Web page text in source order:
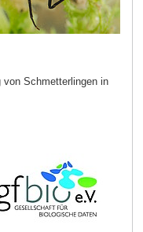
Schmetterlingen in